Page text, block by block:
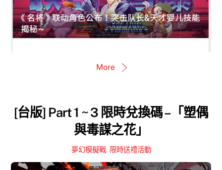
More
[台版] Part 1 ~ 3 限時兌換碼 –「塑偶
與毒謀之花」
夢幻模擬戰, 限時送禮活動